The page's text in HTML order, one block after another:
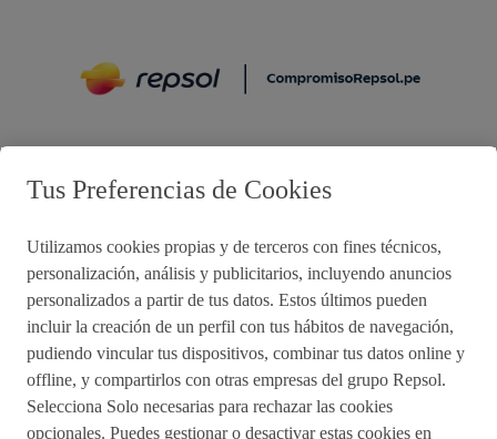
Acciones de remediación
Impulsared Proyectos Sociales
Sala de Prensa Aviso de Privacidad
Tus Preferencias de Cookies
Utilizamos cookies propias y de terceros con fines técnicos,
personalización, análisis y publicitarios, incluyendo anuncios
personalizados a partir de tus datos. Estos últimos pueden
incluir la creación de un perfil con tus hábitos de navegación,
pudiendo vincular tus dispositivos, combinar tus datos online y
offline, y compartirlos con otras empresas del grupo Repsol.
Selecciona Solo necesarias para rechazar las cookies
opcionales. Puedes gestionar o desactivar estas cookies en